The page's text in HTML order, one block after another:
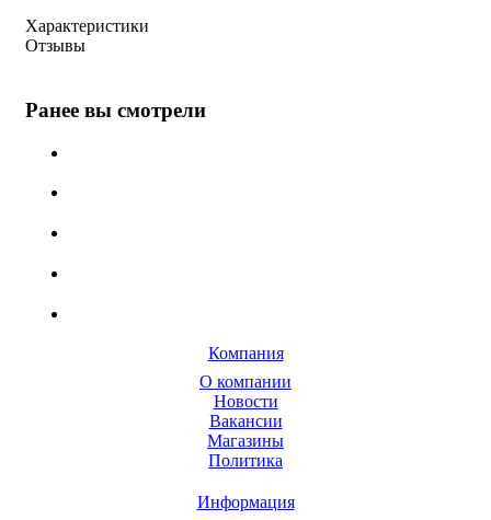
Характеристики
Отзывы
Ранее вы смотрели
Компания
О компании
Новости
Вакансии
Магазины
Политика
Информация